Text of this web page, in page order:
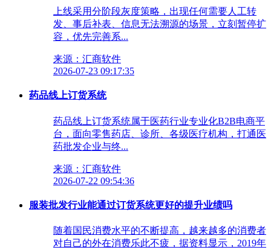
上线采用分阶段灰度策略，出现任何需要人工转
发、事后补表、信息无法溯源的场景，立刻暂停扩
容，优先完善系...
来源：汇商软件
2026-07-23 09:17:35
药品线上订货系统
药品线上订货系统属于医药行业专业化B2B电商平
台，面向零售药店、诊所、各级医疗机构，打通医
药批发企业与终...
来源：汇商软件
2026-07-22 09:54:36
服装批发行业能通过订货系统更好的提升业绩吗
随着国民消费水平的不断提高，越来越多的消费者
对自己的外在消费乐此不疲，据资料显示，2019年